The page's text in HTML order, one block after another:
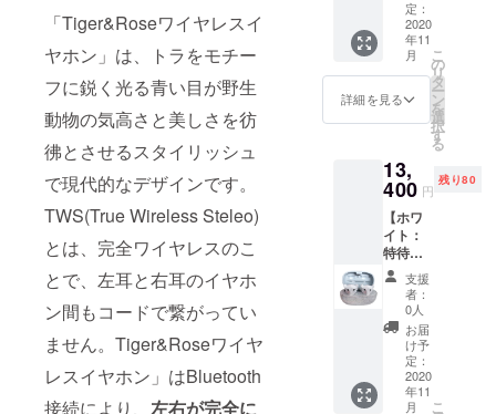
「Tiger&Roseワイヤレスイ
ヤホン」は、トラをモチー
フに鋭く光る青い目が野生
動物の気高さと美しさを彷
彿とさせるスタイリッシュ
で現代的なデザインです。
TWS(True Wireless Steleo)
とは、完全ワイヤレスのこ
とで、左耳と右耳のイヤホ
ン間もコードで繋がってい
ません。Tiger&Roseワイヤ
レスイヤホン」はBluetooth
接続により、 左右が完全に
体制を
更に整
えるこ
とがで
合、正
規販売
予定価
格より
下がる
可能性
もござ
いま
す。
合等に
より出
荷時期
が遅れ
がござ
いま
ジェク
トを通
して想
定を上
回る皆
様から
ご支援
を頂
き、現
在進め
ている
環境か
ら量産
体制を
は、デ
ザイ
ン・仕
様が一
になる
可能性
す。 ※
ご支援
の数が
想定を
上回っ
た場
合、製
造工程
上の都
合等に
より出
荷時期
が遅れ
る場合
から１
年間
（初期
不良の
み対
象） ＜
等に関
する返
品・返
金はお
受けい
たしか
ねま
す。 ※
開発中
の製品
につき
まして
は、デ
ザイ
Tiger&
Roseワ
イヤレ
スイヤ
ホン カ
ラー：
細は製
品概要
でご確
認くだ
さい ＜
保証期
間＞ 商
品受け
取り日
から１
年間
（初期
不良の
み対
Roseワ
イヤレ
スイヤ
ホン × 1
個 ＜特
典＞ 特
典1：早
割・
F の
12,650
円(通常
価格
17,680
円) 特典
2：送料
込み ＜
商品詳
細＞ 製
品名：
Tiger&
Roseワ
イヤレ
定：
2020
年11
月
詳細を見る
こ
の
リ
タ
ー
ン
を
選
択
す
る
13,
400 円
残り80
【ホワ
イト：
特待価
格・80
名限
定・
24％OF
Tiger&
Roseワ
イヤレ
支援
者：
0人
お届
け予
定：
2020
年11
月
こ